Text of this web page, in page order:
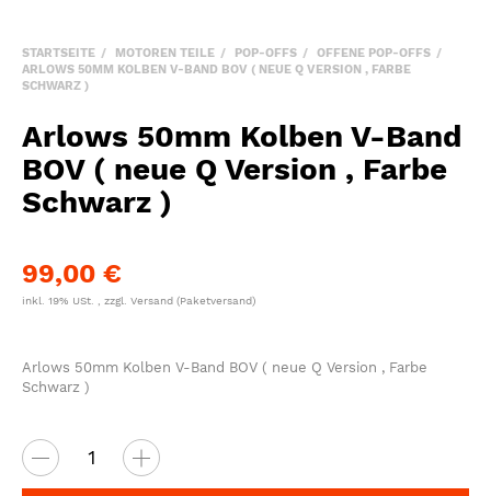
STARTSEITE MOTOREN TEILE POP-OFFS
OFFENE POP-OFFS
ARLOWS 50MM KOLBEN V-BAND BOV ( NEUE Q VERSION , FARBE
SCHWARZ )
Arlows 50mm Kolben V-Band
BOV ( neue Q Version , Farbe
Schwarz )
99,00 €
inkl. 19% USt. , zzgl. Versand (Paketversand)
Arlows 50mm Kolben V-Band BOV ( neue Q Version , Farbe
Schwarz )